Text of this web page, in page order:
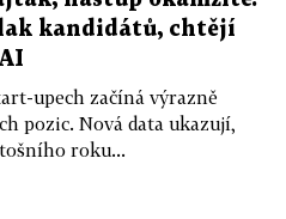
kandidátů, chtějí
upech začíná výrazně
pozic. Nová data ukazují,
roku...